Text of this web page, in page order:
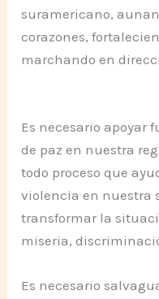
suramericano,
corazones,
marchando en
Es necesario apoyar
de paz en nuestra
todo proceso que
violencia en nuestra
transformar la
miseria,
Es necesario